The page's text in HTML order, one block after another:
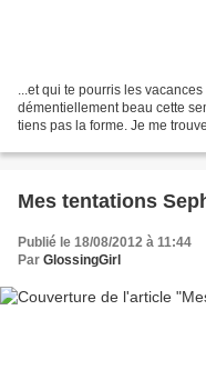
...et qui te pourris les
démentiellement beau cette
tiens pas la forme. Je me
Mes tentations
Publié le 18/08/2012 à 11:44
Par GlossingGirl